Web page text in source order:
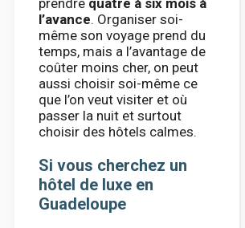
l’avance. Organiser soi-
même son voyage prend du
temps, mais a l’avantage de
coûter moins cher, on peut
aussi choisir soi-même ce
que l’on veut visiter et où
passer la nuit et surtout
choisir des hôtels calmes.
Si vous cherchez un
hôtel de luxe en
Guadeloupe